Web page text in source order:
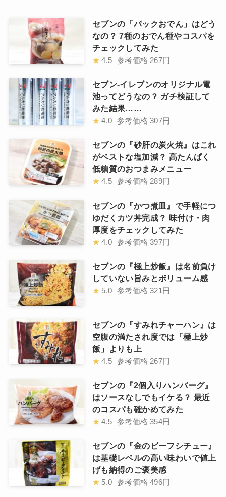
セブンの「パックおでん」はどう
なの？ 7種のおでん種やコスパを
チェックしてみた
★ 4.5 参考価格 267円
セブン-イレブンのオリジナル電
池ってどうなの？ ガチ検証して
みた結果……
★ 4.0 参考価格 307円
セブンの『砂肝の炭火焼』はこれ
がベストな塩加減？ 高たんぱく
低糖質のおつまみメニュー
★ 4.5 参考価格 289円
セブンの『かつ煮皿』で手軽につ
ゆだくカツ丼完成？ 味付け・肉
厚度をチェックしてみた
★ 4.0 参考価格 397円
セブンの『極上炒飯』は名前負け
していない旨みとボリューム感
★ 5.0 参考価格 321円
セブンの『すみれチャーハン』は
空腹の満たされ度では「極上炒
飯」よりも上
★ 4.5 参考価格 267円
セブンの『2個入りハンバーグ』
はソースなしでもイケる？ 最近
のコスパも確かめてみた
★ 4.5 参考価格 354円
セブンの『金のビーフシチュー』
は基礎レベルの高い味わいで値上
げも納得のご褒美感
★ 5.0 参考価格 496円